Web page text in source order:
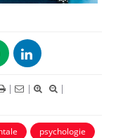
| |
|
psychologie